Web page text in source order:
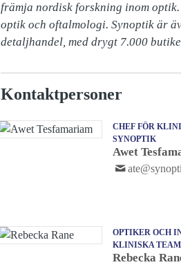
främja nordisk forskning inom
optik och oftalmologi. Synoptik är
detaljhandel, med drygt 7.000
Kontaktpersoner
CHEF FÖR
SYNOPTIK
Awet
OPTIKER OCH
KLINISKA
Rebecka